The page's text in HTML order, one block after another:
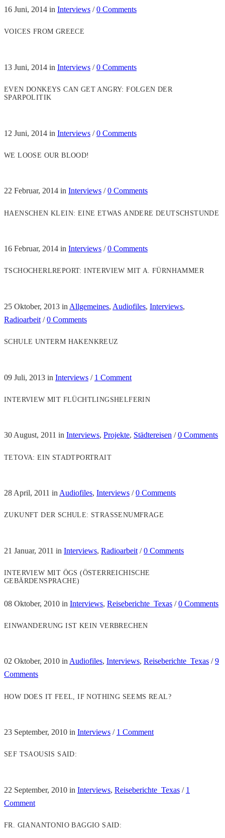
16 Juni, 2014 in Interviews /0 Comments
VOICES FROM GREECE
13 Juni, 2014 in Interviews /0 Comments
EVEN DONKEYS CAN GET ANGRY: FOLGEN DER
SPARPOLITIK
12 Juni, 2014 in Interviews /0 Comments
WE LOOSE OUR BLOOD!
22 Februar, 2014 in Interviews /0 Comments
HAENSCHEN KLEIN: EINE ETWAS ANDERE DEUTSCHSTUNDE
16 Februar, 2014 in Interviews /0 Comments
TSCHOCHERLREPORT: INTERVIEW MIT A. FÜRNHAMMER
25 Oktober, 2013 in Allgemeines, Audiofiles, Interviews,
Radioarbeit /0 Comments
SCHULE UNTERM HAKENKREUZ
09 Juli, 2013 in Interviews / 1 Comment
INTERVIEW MIT FLÜCHTLINGSHELFERIN
30 August, 2011 in Interviews, Projekte, Städtereisen /0 Comments
TETOVA: EIN STADTPORTRAIT
28 April, 2011 in Audiofiles, Interviews /0 Comments
ZUKUNFT DER SCHULE: STRASSENUMFRAGE
21 Januar, 2011 in Interviews, Radioarbeit /0 Comments
INTERVIEW MIT ÖGS (ÖSTERREICHISCHE
GEBÄRDENSPRACHE)
08 Oktober, 2010 in Interviews, Reiseberichte_Texas /0 Comments
EINWANDERUNG IST KEIN VERBRECHEN
02 Oktober, 2010 in Audiofiles, Interviews, Reiseberichte_Texas /9
Comments
HOW DOES IT FEEL, IF NOTHING SEEMS REAL?
23 September, 2010 in Interviews / 1 Comment
SEF TSAOUSIS SAID:
22 September, 2010 in Interviews, Reiseberichte_Texas / 1
Comment
FR. GIANANTONIO BAGGIO SAID: